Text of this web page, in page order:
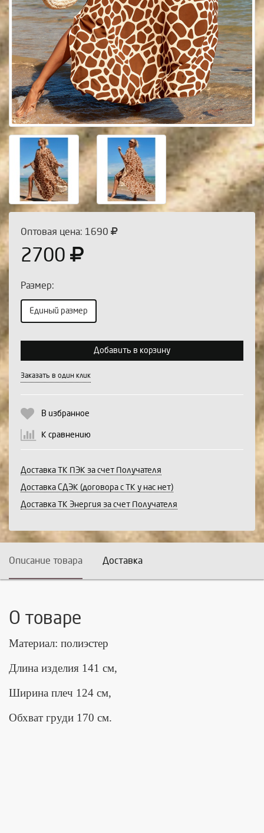
Оптовая цена: 1690
2700
Размер:
Единый размер
Выберите количество:
Продолжить Отмена
Добавить в корзину
Заказать в один клик
В избранное
К сравнению
Доставка ТК ПЭК за счет Получателя
Доставка СДЭК (договора с ТК у нас нет)
Доставка ТК Энергия за счет Получателя
Описание товара Доставка
О товаре
Материал: полиэстер
Длина изделия 141 см,
Ширина плеч 124 см,
Обхват груди 170 см.